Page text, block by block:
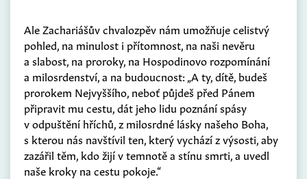
Ale Zachariášův chvalozpěv nám umožňuje celistvý
pohled, na minulost i přítomnost, na naši nevěru
a slabost, na proroky, na Hospodinovo rozpomínání
a milosrdenství, a na budoucnost: „A ty, dítě, budeš
prorokem Nejvyššího, neboť půjdeš před Pánem
připravit mu cestu, dát jeho lidu poznání spásy
v odpuštění hříchů, z milosrdné lásky našeho Boha,
s kterou nás navštívil ten, který vychází z výsosti, aby
zazářil těm, kdo žijí v temnotě a stínu smrti, a uvedl
naše kroky na cestu pokoje.“